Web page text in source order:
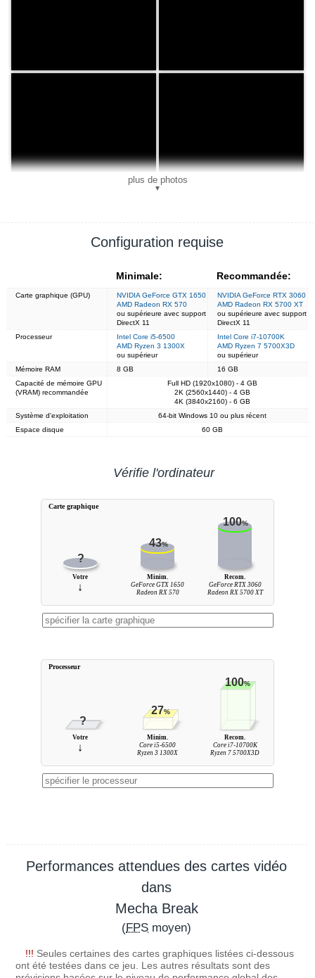
plus de photos
▼
Configuration requise
Minimale: Recommandée:
Carte graphique (GPU)
NVIDIA GeForce GTX 1650
AMD Radeon RX 570
ou supérieure avec support
DirectX 11
NVIDIA GeForce RTX 3060
AMD Radeon RX 5700 XT
ou supérieure avec support
DirectX 11
Processeur
Intel Core i5-6500
AMD Ryzen 3 1300X
ou supérieur
Intel Core i7-10700K
AMD Ryzen 7 5700X3D
ou supérieur
Mémoire RAM
8 GB
16 GB
Capacité de mémoire GPU
(VRAM) recommandée
Full HD (1920x1080) - 4 GB
2K (2560x1440) - 4 GB
4K (3840x2160) - 6 GB
Système d'exploitation
64-bit Windows 10 ou plus récent
Espace disque
60 GB
Vérifie l'ordinateur
?
43%
100%
Votre
↓
Minim.
GeForce GTX 1650
Radeon RX 570
Recom.
GeForce RTX 3060
Radeon RX 5700 XT
Carte graphique
?
27%
100%
Votre
↓
Minim.
Core i5-6500
Ryzen 3 1300X
Recom.
Core i7-10700K
Ryzen 7 5700X3D
Processeur
Performances attendues des cartes vidéo
dans
Mecha Break
(FPS moyen)
!!! Seules certaines des cartes graphiques listées ci-dessous
ont été testées dans ce jeu. Les autres résultats sont des